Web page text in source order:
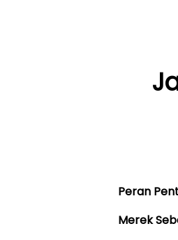
Peran
Merek